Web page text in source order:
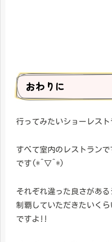
おわりに
行ってみたいショーレスト
すべて室内のレストラン
です(*^▽^*)
それぞれ違った良さがあ
制覇していただきたいく
ですよ!!